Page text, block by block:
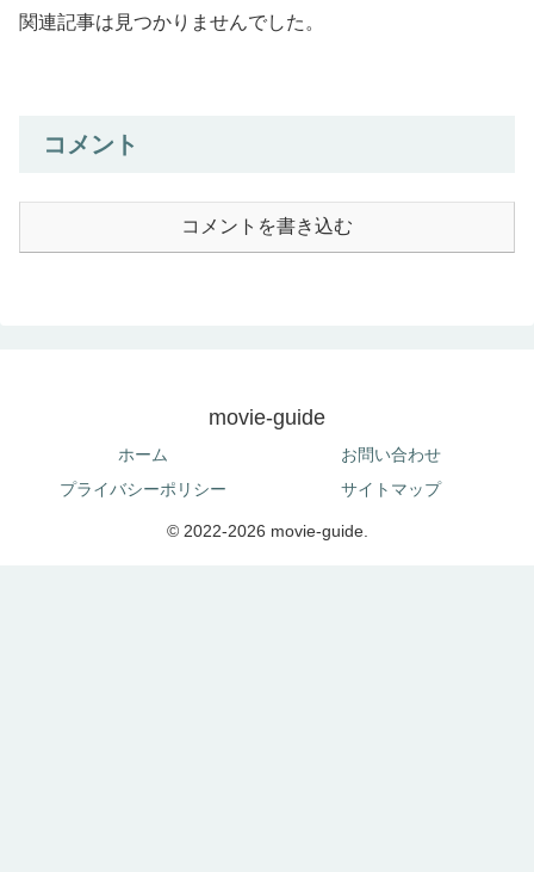
関連記事は見つかりませんでした。
コメント
コメントを書き込む
movie-guide
ホーム
お問い合わせ
プライバシーポリシー
サイトマップ
© 2022-2026 movie-guide.